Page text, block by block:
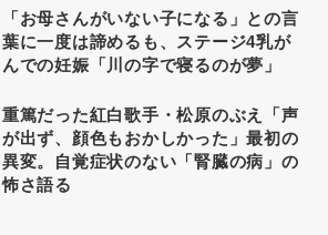
「お母さんがいない子になる」との言
葉に一度は諦めるも、ステージ4乳が
んでの妊娠「川の字で寝るのが夢」
重篤だった紅白歌手・松原のぶえ「声
が出ず、顔色もおかしかった」最初の
異変。自覚症状のない「腎臓の病」の
怖さ語る